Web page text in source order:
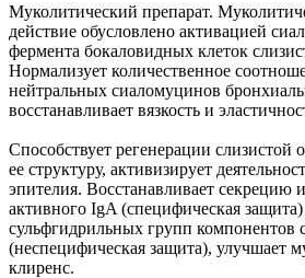
Муколитический препарат.
действие обусловлено активацией
фермента бокаловидных клеток
Нормализует количественное
нейтральных сиаломуцинов
восстанавливает вязкость и
Способствует регенерации слизистой
ее структуру, активизирует
эпителия. Восстанавливает секрецию
активного IgA (специфическая
сульфгидрильных групп компонентов
(неспецифическая защита), улучшает
клиренс.